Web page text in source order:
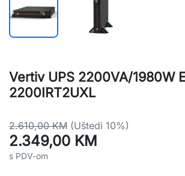
Vertiv UPS 2200VA/1980W
2200IRT2UXL
2.610,00 KM (Uštedi 10%)
2.349,00 KM
s PDV-om